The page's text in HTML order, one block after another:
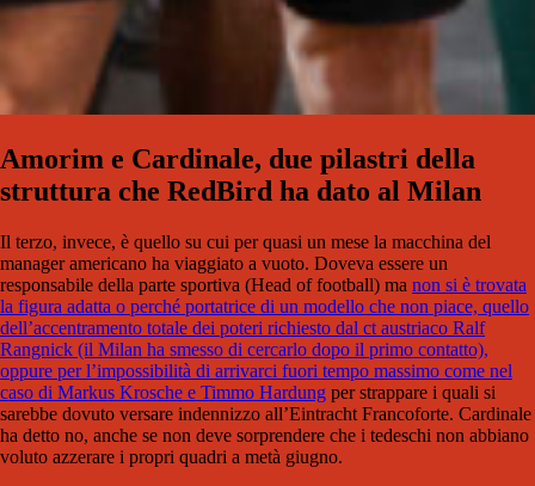
Amorim e Cardinale, due pilastri della
struttura che RedBird ha dato al Milan
Il terzo, invece, è quello su cui per quasi un mese la macchina del
manager americano ha viaggiato a vuoto. Doveva essere un
responsabile della parte sportiva (Head of football) ma non si è trovata
la figura adatta o perché portatrice di un modello che non piace, quello
dell’accentramento totale dei poteri richiesto dal ct austriaco Ralf
Rangnick (il Milan ha smesso di cercarlo dopo il primo contatto),
oppure per l’impossibilità di arrivarci fuori tempo massimo come nel
caso di Markus Krosche e Timmo Hardung per strappare i quali si
sarebbe dovuto versare indennizzo all’Eintracht Francoforte. Cardinale
ha detto no, anche se non deve sorprendere che i tedeschi non abbiano
voluto azzerare i propri quadri a metà giugno.